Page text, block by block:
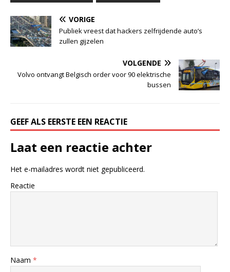
VORIGE
Publiek vreest dat hackers zelfrijdende auto’s
zullen gijzelen
VOLGENDE
Volvo ontvangt Belgisch order voor 90 elektrische
bussen
GEEF ALS EERSTE EEN REACTIE
Laat een reactie achter
Het e-mailadres wordt niet gepubliceerd.
Reactie
Naam *